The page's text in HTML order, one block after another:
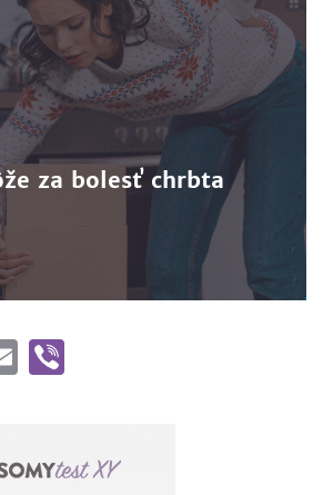
za bolesť chrbta
Email